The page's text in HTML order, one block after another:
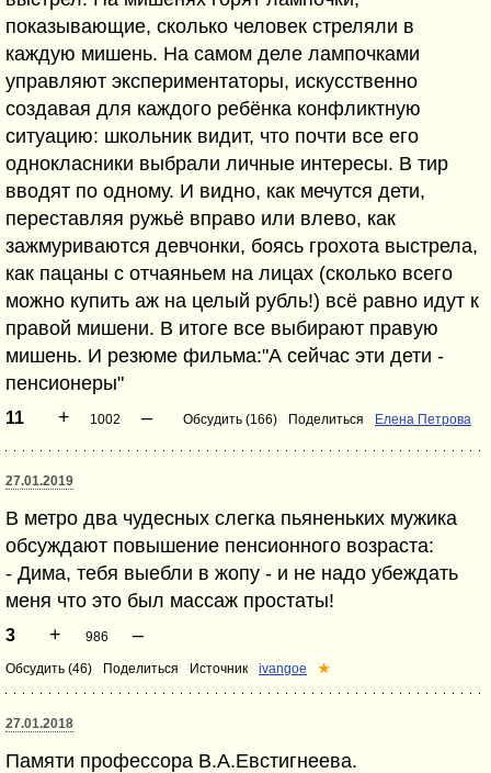
показывающие, сколько человек стреляли в
каждую мишень. На самом деле лампочками
управляют экспериментаторы, искусственно
создавая для каждого ребёнка конфликтную
ситуацию: школьник видит, что почти все его
однокласники выбрали личные интересы. В тир
вводят по одному. И видно, как мечутся дети,
переставляя ружьё вправо или влево, как
зажмуриваются девчонки, боясь грохота выстрела,
как пацаны с отчаяньем на лицах (сколько всего
можно купить аж на целый рубль!) всё равно идут к
правой мишени. В итоге все выбирают правую
мишень. И резюме фильма:"А сейчас эти дети -
пенсионеры"
11 + 1002 – Обсудить (166) Поделиться Елена Петрова
27.01.2019
В метро два чудесных слегка пьяненьких мужика
обсуждают повышение пенсионного возраста:
- Дима, тебя выебли в жопу - и не надо убеждать
меня что это был массаж простаты!
3 + 986 –
Обсудить (46) Поделиться Источник ivangoe ★
27.01.2018
Памяти профессора В.А.Евстигнеева.